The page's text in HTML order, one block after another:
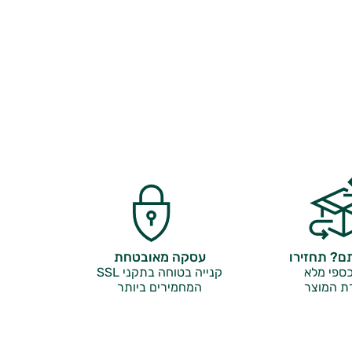
תחזירו
מלא
המוצר
עסקה מאובטחת
קנייה בטוחה בתקני SSL
המחמירים ביותר